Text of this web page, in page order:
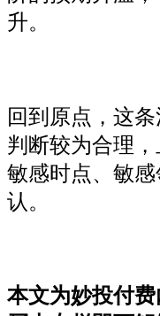
升。
回到原点，这
判断较为合理
敏感时点、敏
认。
本文为妙投付